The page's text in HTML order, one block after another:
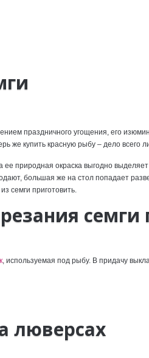
праздничного угощения, его
же купить красную рыбу – дело всего
природная окраска выгодно
большая же на стол попадает
семги приготовить.
, используемая под рыбу. В придачу
люверсах